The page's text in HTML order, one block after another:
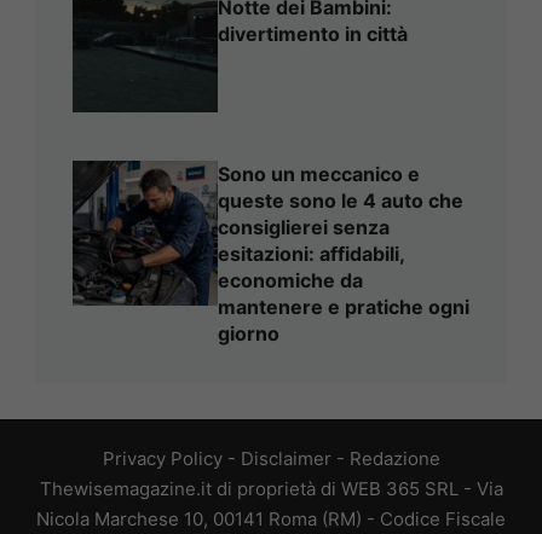
Notte dei Bambini:
divertimento in città
Sono un meccanico e
queste sono le 4 auto che
consiglierei senza
esitazioni: affidabili,
economiche da
mantenere e pratiche ogni
giorno
Privacy Policy- Disclaimer - Redazione
Thewisemagazine.it di proprietà di WEB 365 SRL - Via
Nicola Marchese 10, 00141 Roma (RM) - Codice Fiscale